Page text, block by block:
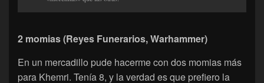
2 momias (Reyes Funerarios, Warhammer)
En un mercadillo pude hacerme con dos momias más
para Khemri. Tenía 8, y la verdad es que prefiero la